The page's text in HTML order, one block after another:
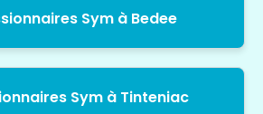
Sym à Bedee
Sym à Tinteniac